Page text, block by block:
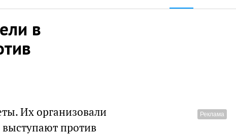
в
Их организовали
против